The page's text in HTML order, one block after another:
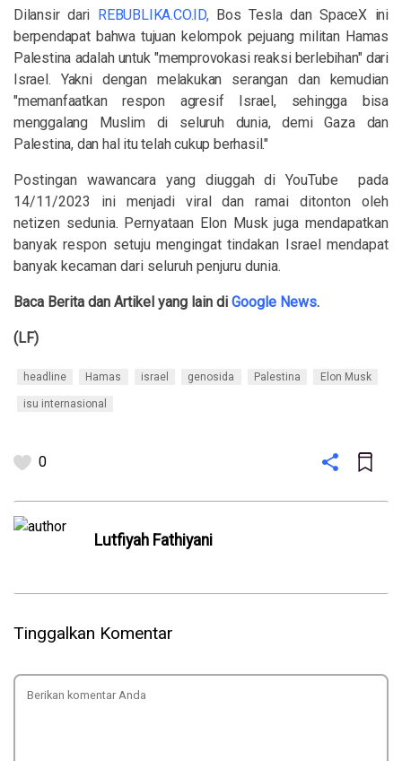
Dilansir dari REBUBLIKA.CO.ID,Bos Tesla dan SpaceX ini
berpendapat bahwa tujuan kelompok pejuang militan Hamas
Palestina adalah untuk "memprovokasi reaksi berlebihan" dari
Israel. Yakni dengan melakukan serangan dan kemudian
"memanfaatkan respon agresif Israel, sehingga bisa
menggalang Muslim di seluruh dunia, demi Gaza dan
Palestina, dan hal itu telah cukup berhasil."
Postingan wawancara yang diuggah di YouTube
pada
14/11/2023 ini menjadi viral dan ramai ditonton oleh
netizen sedunia. Pernyataan Elon Musk juga mendapatkan
banyak respon setuju mengingat tindakan Israel mendapat
banyak kecaman dari seluruh penjuru dunia.
Baca Berita dan Artikel yang lain di Google News.
(LF)
headline Hamas israel genosida Palestina Elon Musk
isu internasional
0
Lutfiyah Fathiyani
Tinggalkan Komentar